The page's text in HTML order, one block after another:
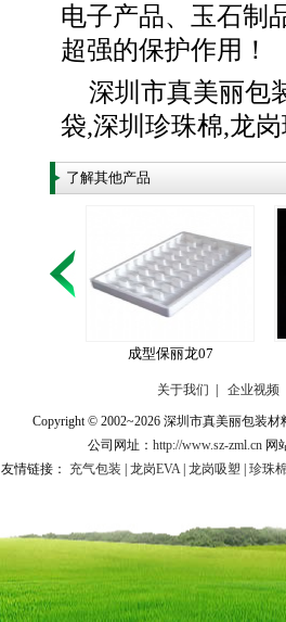
电子产品、玉石制
超强的保护作用！
深圳市真美丽包
袋,深圳珍珠棉,龙
了解其他产品
成型保丽龙07
关于我们 企业视频
Copyright © 2002~2026 深圳市真美丽包装
公司网址： http://www.sz-zml.cn 网
友情链接： 充气包装 龙岗EVA| 龙岗吸塑 珍珠